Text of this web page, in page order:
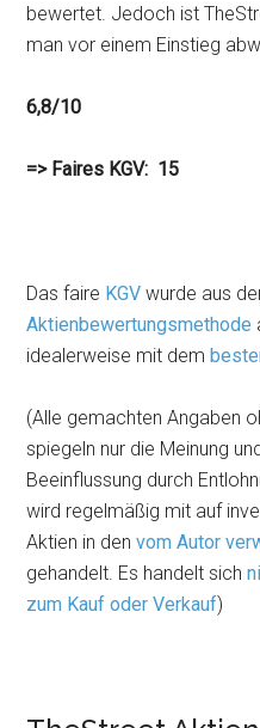
bewertet. Jedoch ist
man vor einem Einstieg
6,8/10
=> Faires KGV: 15
Das faire KGV wurde aus
Aktienbewertungsmethode
idealerweise mit dem
(Alle gemachten Angaben
spiegeln nur die Meinung
Beeinflussung durch
wird regelmäßig mit auf
Aktien in denvom Autor
gehandelt. Es handelt sich
zum Kauf oder Verkauf)